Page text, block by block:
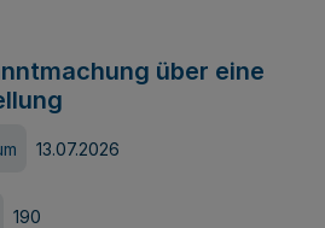
über eine
13.07.2026
190